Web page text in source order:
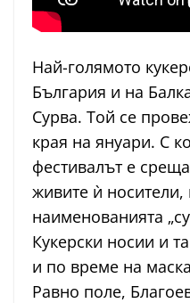
Най-голямото
България и на
Сурва. Той се
края на януари. С
фестивалът е
живите ѝ
наименованията
Кукерски носии и
и по време на
Равно поле,